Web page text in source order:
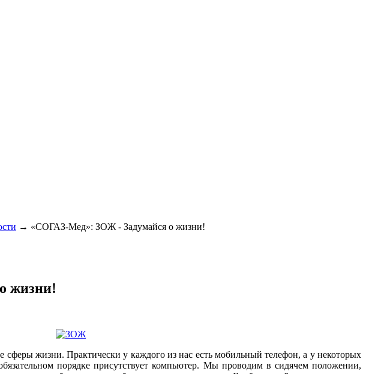
→ «СОГАЗ-Мед»: ЗОЖ - Задумайся о жизни!
жизни!
жизни. Практически у каждого из нас есть мобильный телефон, а у некоторых
порядке присутствует компьютер. Мы проводим в сидячем положении,